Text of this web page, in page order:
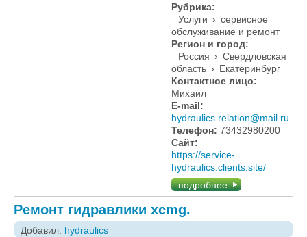
Рубрика:
Услуги › сервисное
обслуживание и ремонт
Регион и город:
Россия › Свердловская
область › Екатеринбург
Контактное лицо:
Михаил
E-mail:
hydraulics.relation@mail.ru
Телефон: 73432980200
Сайт:
https://service-
hydraulics.clients.site/
подробнее
Ремонт гидравлики xcmg.
Добавил: hydraulics